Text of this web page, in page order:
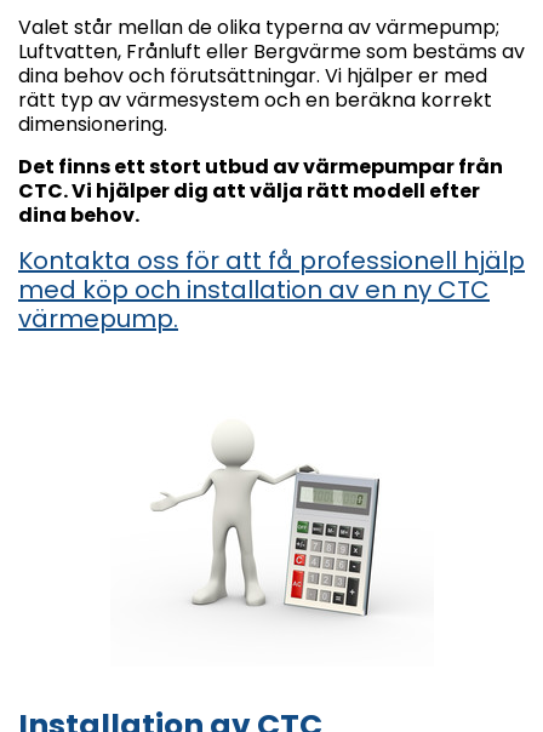
Valet står mellan de olika typerna av värmepump;
Luftvatten, Frånluft eller Bergvärme som bestäms av
dina behov och förutsättningar. Vi hjälper er med
rätt typ av värmesystem och en beräkna korrekt
dimensionering.
Det finns ett stort utbud av värmepumpar från
CTC. Vi hjälper dig att välja rätt modell efter
dina behov.
Kontakta oss för att få professionell hjälp
med köp och installation av en ny CTC
värmepump.